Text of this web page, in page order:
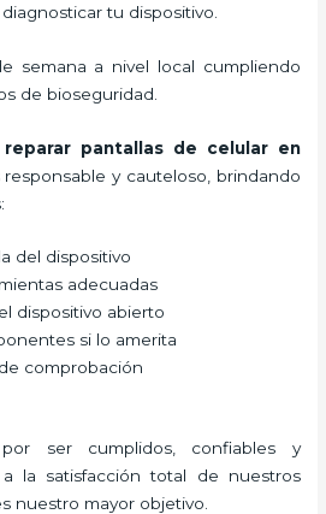
tu dispositivo.
semana a nivel local cumpliendo
de bioseguridad.
reparar pantallas de celular en
responsable y cauteloso, brindando
del dispositivo
adecuadas
dispositivo abierto
si lo amerita
comprobación
por ser cumplidos, confiables y
la satisfacción total de nuestros
nuestro mayor objetivo.